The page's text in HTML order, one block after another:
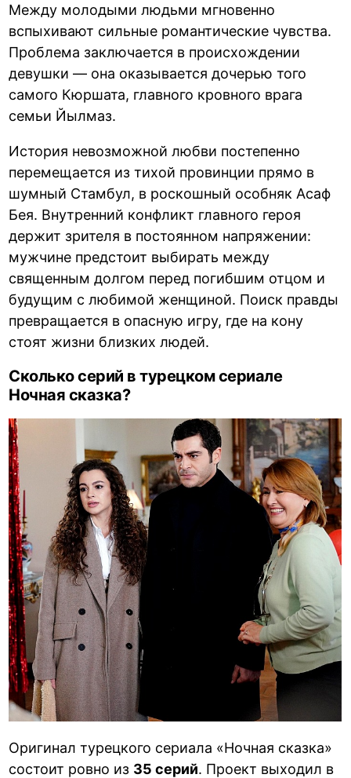
Между молодыми людьми мгновенно
вспыхивают сильные романтические чувства.
Проблема заключается в происхождении
девушки — она оказывается дочерью того
самого Кюршата, главного кровного врага
семьи Йылмаз.
История невозможной любви постепенно
перемещается из тихой провинции прямо в
шумный Стамбул, в роскошный особняк Асаф
Бея. Внутренний конфликт главного героя
держит зрителя в постоянном напряжении:
мужчине предстоит выбирать между
священным долгом перед погибшим отцом и
будущим с любимой женщиной. Поиск правды
превращается в опасную игру, где на кону
стоят жизни близких людей.
Сколько серий в турецком сериале
Ночная сказка?
Оригинал турецкого сериала «Ночная сказка»
состоит ровно из 35 серий. Проект выходил в